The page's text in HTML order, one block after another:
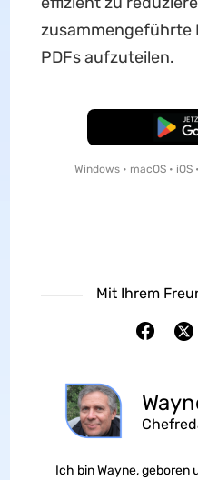
zusammengeführte
PDFs aufzuteilen.
Windows • macOS • iOS
Mit Ihrem
Ich bin Wayne, geboren